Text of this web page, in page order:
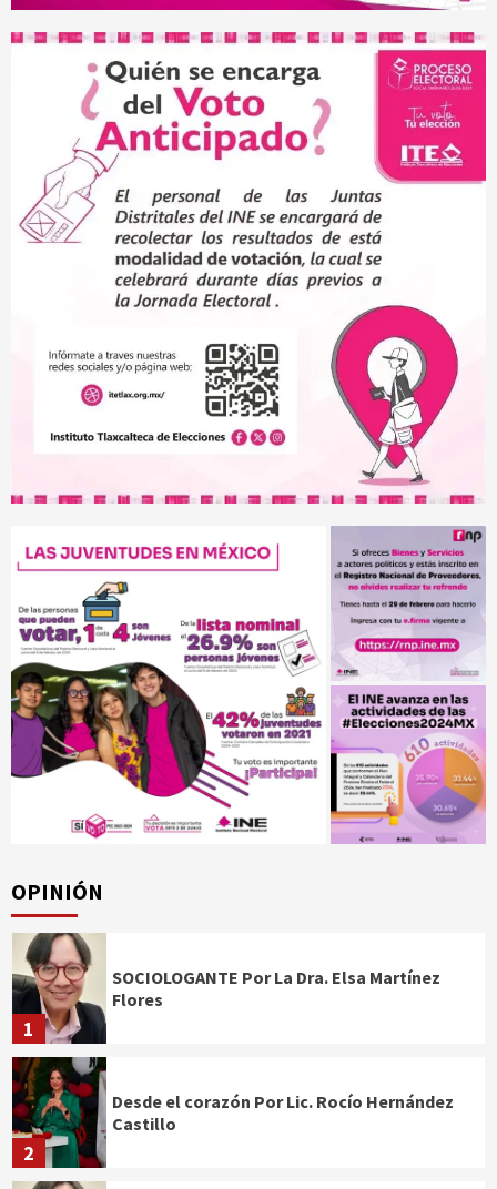
OPINIÓN
1
SOCIOLOGANTE Por La Dra. Elsa Martínez
Flores
2
Desde el corazón Por Lic. Rocío Hernández
Castillo